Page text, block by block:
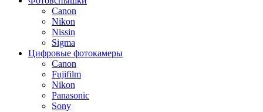
Canon
Nikon
Nissin
Sigma
Цифровые фотокамеры
Canon
Fujifilm
Nikon
Panasonic
Sony